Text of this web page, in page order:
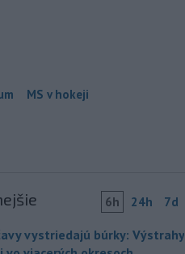
MS v hokeji
6h 24h 7d
vystriedajú búrky: Výstrahy